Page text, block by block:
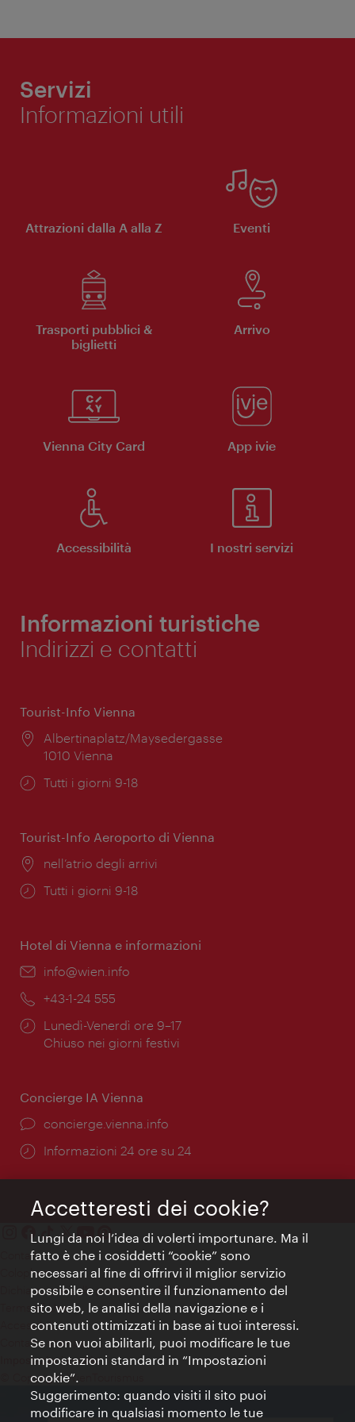
Servizi
Informazioni utili
Attrazioni dalla A alla Z Eventi
Trasporti pubblici &
biglietti
Arrivo
Vienna City Card App ivie
Accessibilità I nostri servizi
Informazioni turistiche
Indirizzi e contatti
Tourist-Info Vienna
Posizione:
Albertinaplatz/Maysedergasse
1010 Vienna
Orari
Tutti i giorni 9-18
Tourist-Info Aeroporto di Vienna
Posizione:
nell’atrio degli arrivi
Orari
Tutti i giorni 9-18
Hotel di Vienna e informazioni
Email:
info@wien.info
Telefono:
+43-1-24 555
Orari
di
Lunedì-Venerdì ore 9–17
Chiuso nei giorni festivi
Concierge IA Vienna
Ort:
concierge.vienna.info
Öffnungszeiten:
Informazioni 24 ore su 24
Contatti
Colophon
Dichiarazione sulla protezione dei dati
Terms of Use
Accessibilità
Contatto stampa
Impostazioni cookie
© Copyright WienTourismus
Accetteresti dei cookie?
Lungi da noi l’idea di volerti importunare. Ma il
fatto è che i cosiddetti “cookie” sono
necessari al fine di offrirvi il miglior servizio
possibile e consentire il funzionamento del
sito web, le analisi della navigazione e i
contenuti ottimizzati in base ai tuoi interessi.
Se non vuoi abilitarli, puoi modificare le tue
impostazioni standard in “Impostazioni
cookie”.
Suggerimento: quando visiti il sito puoi
modificare in qualsiasi momento le tue